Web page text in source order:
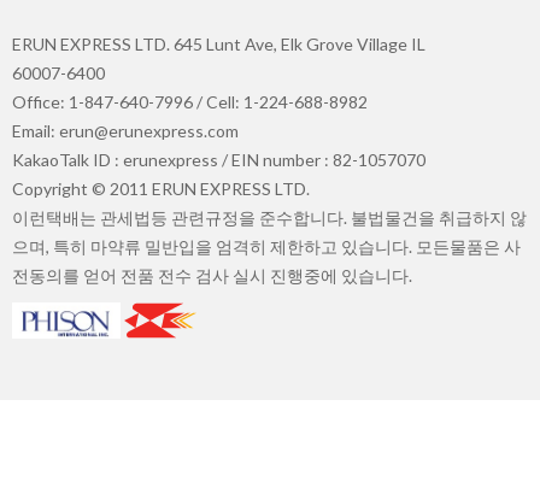
ERUN EXPRESS LTD. 645 Lunt Ave, Elk Grove Village IL
60007-6400
Office: 1-847-640-7996 / Cell: 1-224-688-8982
Email: erun@erunexpress.com
KakaoTalk ID : erunexpress / EIN number : 82-1057070
Copyright © 2011 ERUN EXPRESS LTD.
이런택배는 관세법등 관련규정을 준수합니다. 불법물건을 취급하지 않
으며, 특히 마약류 밀반입을 엄격히 제한하고 있습니다. 모든물품은 사
전동의를 얻어 전품 전수 검사 실시 진행중에 있습니다.